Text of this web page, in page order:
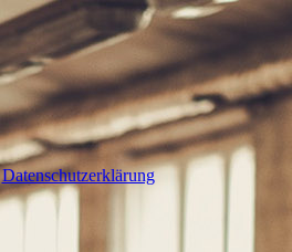
Datenschutzerklärung